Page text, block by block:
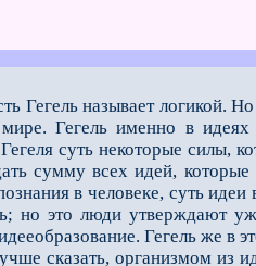
Гегель называет логикой.
Гегель именно в
суть некоторые силы,
сумму всех идей,
в человеке, суть
но это люди утверждают
Гегель же в
сказать, организмом из